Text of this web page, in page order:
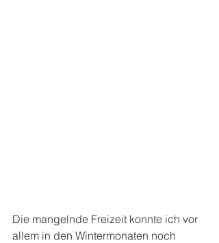
Die mangelnde Freizeit konnte ich vor
allem in den Wintermonaten noch